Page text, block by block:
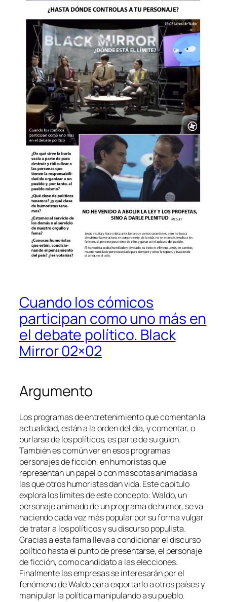
Cuando los cómicos
participan como uno más en
el debate político. Black
Mirror 02×02
Argumento
Los programas de entretenimiento que comentan la
actualidad, están a la orden del día, y comentar, o
burlarse de los políticos, es parte de su guion.
También es común ver en esos programas
personajes de ficción, en humoristas que
representan un papel o con mascotas animadas a
las que otros humoristas dan vida. Este capítulo
explora los límites de este concepto: Waldo, un
personaje animado de un programa de humor, se va
haciendo cada vez más popular por su forma vulgar
de tratar a los políticos y su discurso populista.
Gracias a esta fama lleva a condicionar el discurso
político hasta el punto de presentarse, el personaje
de ficción, como candidato a las elecciones.
Finalmente las empresas se interesarán por el
fenómeno de Waldo para exportarlo a otros países y
manipular la política manipulando a su pueblo.